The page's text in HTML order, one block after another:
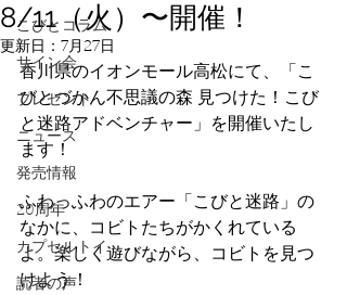
こびとコラム
サイン会
プレゼント
ニュース
発売情報
20周年
カプセルトイ
読者の声
8/11（火）〜開催！
更新日： 7月27日
香川県のイオンモール高松にて、「こ
びとづかん不思議の森 見つけた！こび
と迷路アドベンチャー」を開催いたし
ます！
ふわっふわのエアー「こびと迷路」の
なかに、コビトたちがかくれている
よ。楽しく遊びながら、コビトを見つ
けよう！